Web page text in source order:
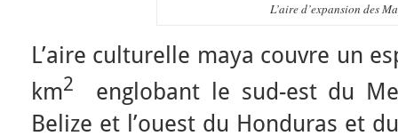
L’aire d’expansion des
L’aire culturelle maya couvre un
km2
englobant le sud-est du
Belize et l’ouest du Honduras et